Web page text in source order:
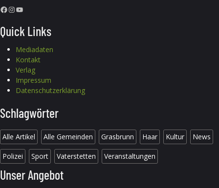
Facebook InstagramYouTube
Quick Links
Mediadaten
Kontakt
Verlag
Impressum
Datenschutzerklärung
Schlagwörter
Alle Artikel Alle Gemeinden Grasbrunn Haar Kultur News
Polizei Sport Vaterstetten Veranstaltungen
Unser Angebot